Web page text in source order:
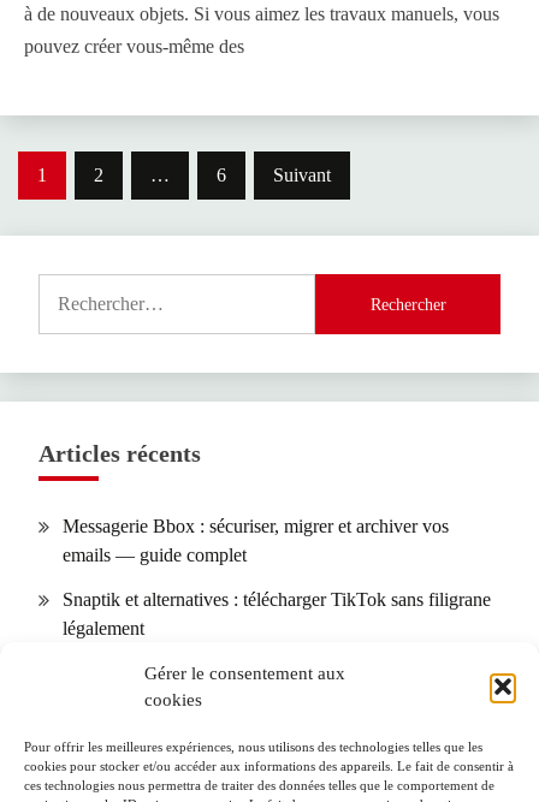
Gérer le consentement aux
cookies
Pour offrir les meilleures expériences, nous utilisons des technologies telles que les
cookies pour stocker et/ou accéder aux informations des appareils. Le fait de consentir à
ces technologies nous permettra de traiter des données telles que le comportement de
à de nouveaux objets. Si vous aimez les travaux manuels, vous
pouvez créer vous-même des
Pagination
1 2 … 6 Suivant
Articles récents
Messagerie Bbox : sécuriser, migrer et archiver vos
emails — guide complet
Snaptik et alternatives : télécharger TikTok sans filigrane
légalement
Calendrier des allergies : comment l’utiliser selon votre
région + 10 conseils pour réduire les symptômes
SOGo Webmail (Lille) : installation, sécurité et
dépannage pas à pas